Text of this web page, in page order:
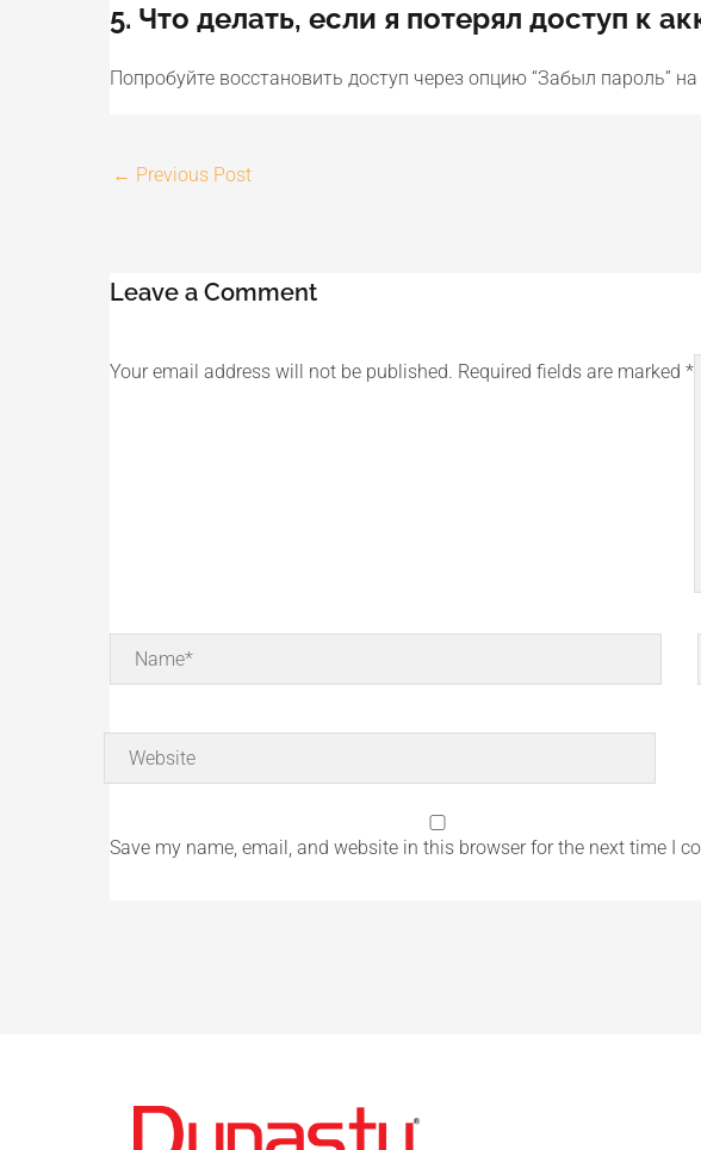
5. Что делать, если я потерял доступ к
Попробуйте восстановить доступ через опцию “Забыл пароль”
← Previous Post
Leave a Comment
Your email address will not be published. Required fields are marked *
Name*
Website
Save my name, email, and website in this browser for the next time I